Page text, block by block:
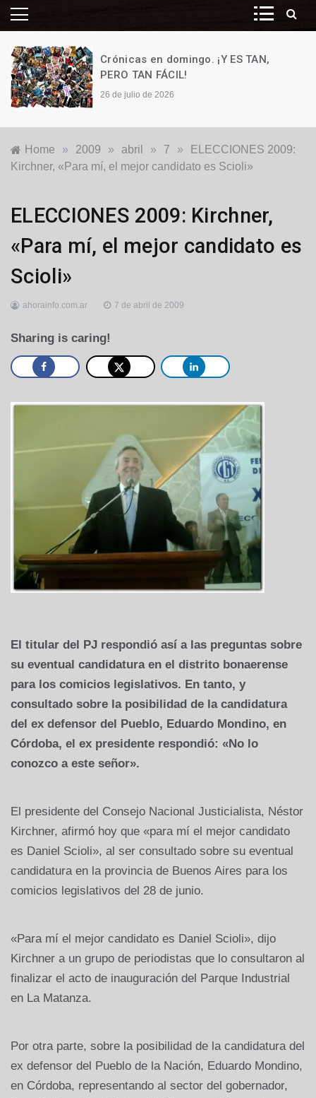
Crónicas en domingo. ¡Y ES TAN,
PERO TAN FÁCIL!
26 de julio de 2026
Home » 2009 » abril » 7 »
ELECCIONES 2009:
Kirchner, «Para mí, el mejor candidato es Scioli»
Locales
ELECCIONES 2009: Kirchner,
«Para mí, el mejor candidato es
Scioli»
ahorainfo.com.ar 7 de abril de 2009
Sharing is caring!
El titular del PJ respondió así a las preguntas sobre
su eventual candidatura en el distrito bonaerense
para los comicios legislativos. En tanto, y
consultado sobre la posibilidad de la candidatura
del ex defensor del Pueblo, Eduardo Mondino, en
Córdoba, el ex presidente respondió: «No lo
conozco a este señor».
El presidente del Consejo Nacional Justicialista, Néstor
Kirchner, afirmó hoy que «para mí el mejor candidato
es Daniel Scioli», al ser consultado sobre su eventual
candidatura en la provincia de Buenos Aires para los
comicios legislativos del 28 de junio.
«Para mí el mejor candidato es Daniel Scioli», dijo
Kirchner a un grupo de periodistas que lo consultaron al
finalizar el acto de inauguración del Parque Industrial
en La Matanza.
Por otra parte, sobre la posibilidad de la candidatura del
ex defensor del Pueblo de la Nación, Eduardo Mondino,
en Córdoba, representando al sector del gobernador,